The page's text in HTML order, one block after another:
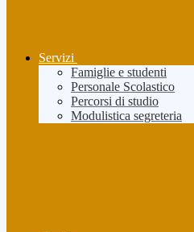
Servizi
Famiglie e studenti
Personale Scolastico
Percorsi di studio
Modulistica segreteria